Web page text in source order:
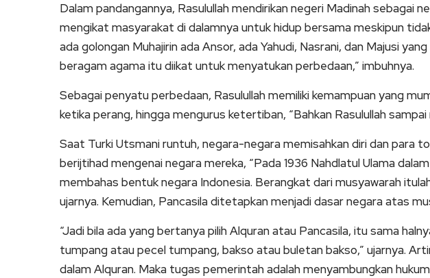
Dalam pandangannya, Rasulullah mendirikan negeri Madinah sebagai
mengikat masyarakat di dalamnya untuk hidup bersama meskipun
ada golongan Muhajirin ada Ansor, ada Yahudi, Nasrani, dan Majusi
beragam agama itu diikat untuk menyatukan perbedaan,” imbuhnya.
Sebagai penyatu perbedaan, Rasulullah memiliki kemampuan yang
ketika perang, hingga mengurus ketertiban, “Bahkan Rasulullah sampai
Saat Turki Utsmani runtuh, negara-negara memisahkan diri dan para
berijtihad mengenai negara mereka, “Pada 1936 Nahdlatul Ulama
membahas bentuk negara Indonesia. Berangkat dari musyawarah
ujarnya. Kemudian, Pancasila ditetapkan menjadi dasar negara atas
“Jadi bila ada yang bertanya pilih Alquran atau Pancasila, itu sama
tumpang atau pecel tumpang, bakso atau buletan bakso,” ujarnya.
dalam Alquran. Maka tugas pemerintah adalah menyambungkan